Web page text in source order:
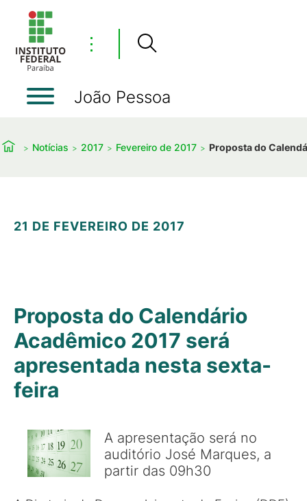
⋮
João Pessoa
Notícias 2017 Fevereiro de 2017 Proposta do
21 DE FEVEREIRO DE 2017
Proposta do Calendário
Acadêmico 2017 será
apresentada nesta sexta-
feira
A apresentação será no
auditório José Marques, a
partir das 09h30